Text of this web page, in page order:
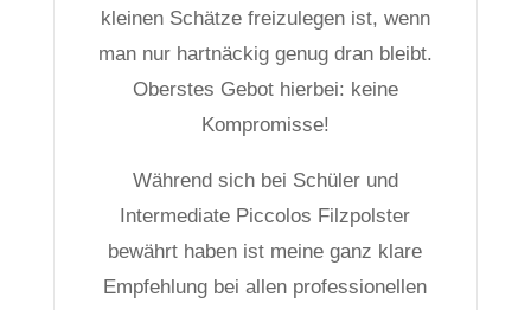
kleinen Schätze freizulegen ist, wenn
man nur hartnäckig genug dran bleibt.
Oberstes Gebot hierbei: keine
Kompromisse!
Während sich bei Schüler und
Intermediate Piccolos Filzpolster
bewährt haben ist meine ganz klare
Empfehlung bei allen professionellen